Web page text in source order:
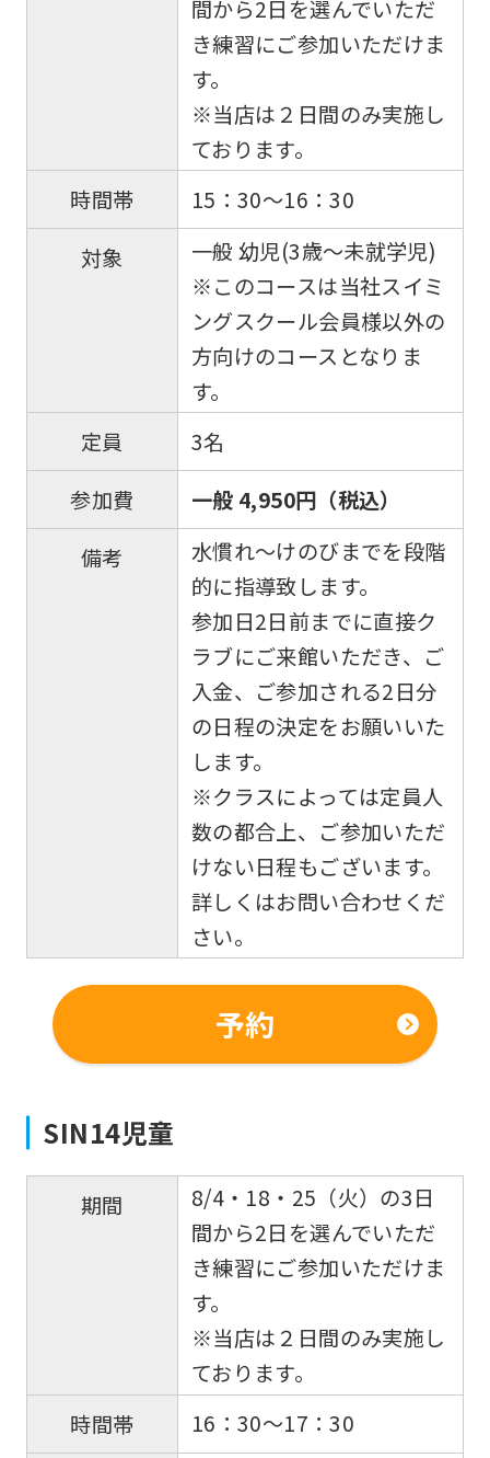
間から2日を選んでいただ
き練習にご参加いただけま
す。
※当店は２日間のみ実施し
ております。
時間帯
15：30～16：30
対象
一般 幼児(3歳～未就学児)
※このコースは当社スイミ
ングスクール会員様以外の
方向けのコースとなりま
す。
定員
3名
参加費
一般 4,950円（税込）
備考
水慣れ〜けのびまでを段階
的に指導致します。
参加日2日前までに直接ク
ラブにご来館いただき、ご
入金、ご参加される2日分
の日程の決定をお願いいた
します。
※クラスによっては定員人
数の都合上、ご参加いただ
けない日程もございます。
詳しくはお問い合わせくだ
さい。
予約
SIN14児童
期間
8/4・18・25（火）の3日
間から2日を選んでいただ
き練習にご参加いただけま
す。
※当店は２日間のみ実施し
ております。
時間帯
16：30～17：30